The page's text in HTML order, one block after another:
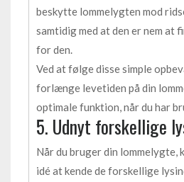
beskytte lommelygten mod
samtidig med at den er nem at
for den.
Ved at følge disse simple
forlænge levetiden på din
optimale funktion, når du har
5. Udnyt forskellige
Når du bruger din lommelygte,
idé at kende de forskellige